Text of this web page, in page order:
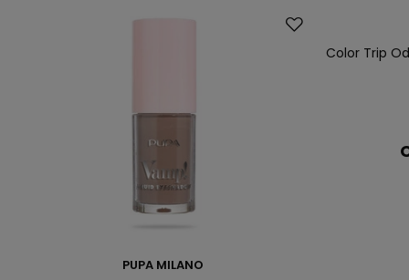
PUPA MILANO
Color Trip